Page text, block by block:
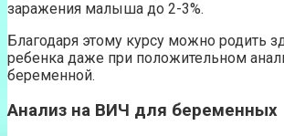
заражения малыша до 2-3%.
Благодаря этому курсу можно родить
ребенка даже при положительном
беременной.
Анализ на ВИЧ для беременных